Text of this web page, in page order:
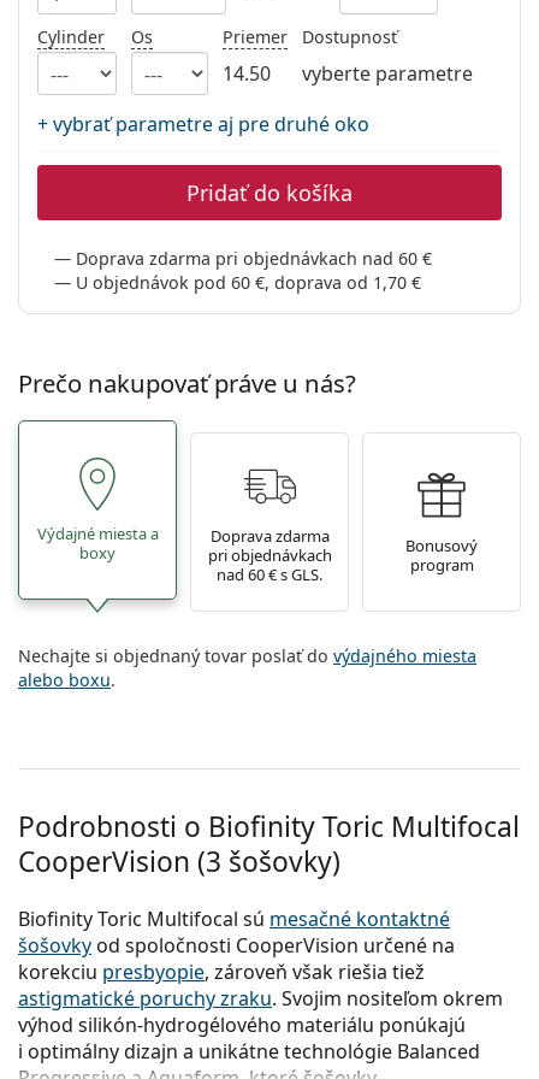
Persol
Prada
Všetky značky
Cylinder Os Priemer
14.50
Dostupnosť
vyberte parametre
+ vybrať parametre aj pre druhé oko
Pridať do košíka
Doprava zdarma pri objednávkach nad 60 €
U objednávok pod 60 €, doprava od 1,70 €
Prečo nakupovať práve u nás?
Výdajné miesta a
boxy
Doprava zdarma
pri objednávkach
nad 60 € s GLS.
Bonusový
program
Nechajte si objednaný tovar poslať do výdajného miesta
alebo boxu.
Podrobnosti o Biofinity Toric Multifocal
CooperVision (3 šošovky)
Biofinity Toric Multifocal sú mesačné kontaktné
šošovkyod spoločnosti CooperVision určené na
korekciu presbyopie, zároveň však riešia tiež
astigmatické poruchy zraku. Svojim nositeľom okrem
výhod silikón-hydrogélového materiálu ponúkajú
i optimálny dizajn a unikátne technológie Balanced